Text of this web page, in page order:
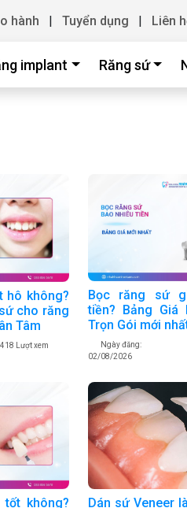
hành | Tuyển dụng | Liên
implant Răng sứ
hô không?
cho răng
Tâm
Lượt xem
Bọc răng sứ
tiền? Bảng Giá
Trọn Gói mới
Ngày đăng:
02/08/2026
không?
Dán sứ Veneer